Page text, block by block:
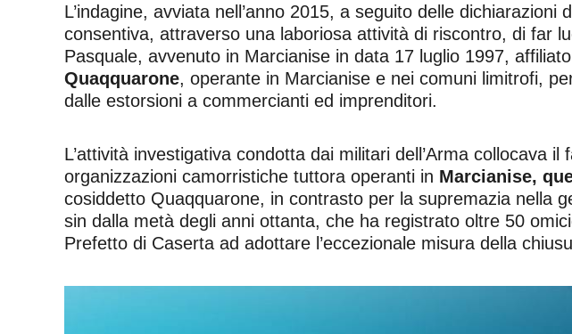
L’indagine, avviata nell’anno 2015, a seguito delle
consentiva, attraverso una laboriosa attività di riscontro, di far
Pasquale, avvenuto in Marcianise in data 17 luglio 1997,
Quaqquarone, operante in Marcianise e nei comuni limitrofi,
dalle estorsioni a commercianti ed imprenditori.
L’attività investigativa condotta dai militari dell’Arma
organizzazioni camorristiche tuttora operanti in Marcianise,
cosiddetto Quaqquarone, in contrasto per la supremazia nella
sin dalla metà degli anni ottanta, che ha registrato oltre 50
Prefetto di Caserta ad adottare l’eccezionale misura della